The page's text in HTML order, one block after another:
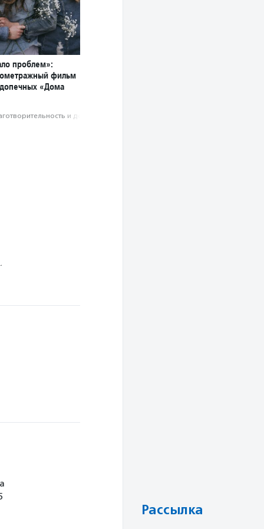
проблем»:
фильм
«Дома
и доброволь­чест­во
Рассылка